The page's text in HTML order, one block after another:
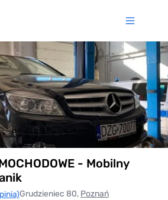
- Mobilny
Grudzieniec 80, Poznań